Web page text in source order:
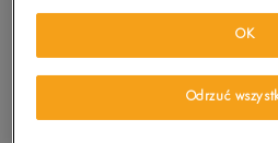
Wybierz swój rozmiar, a gdy będzie
Odrzuć
OK